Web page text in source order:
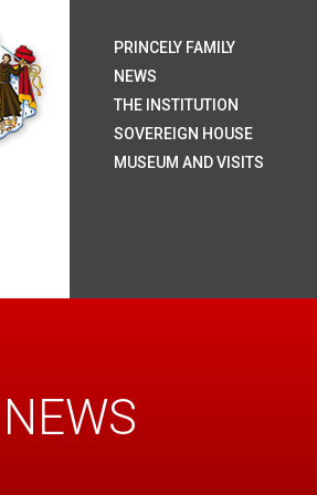
NEWS
PRINCELY FAMILY
NEWS
THE INSTITUTION
SOVEREIGN HOUSE
MUSEUM AND VISITS